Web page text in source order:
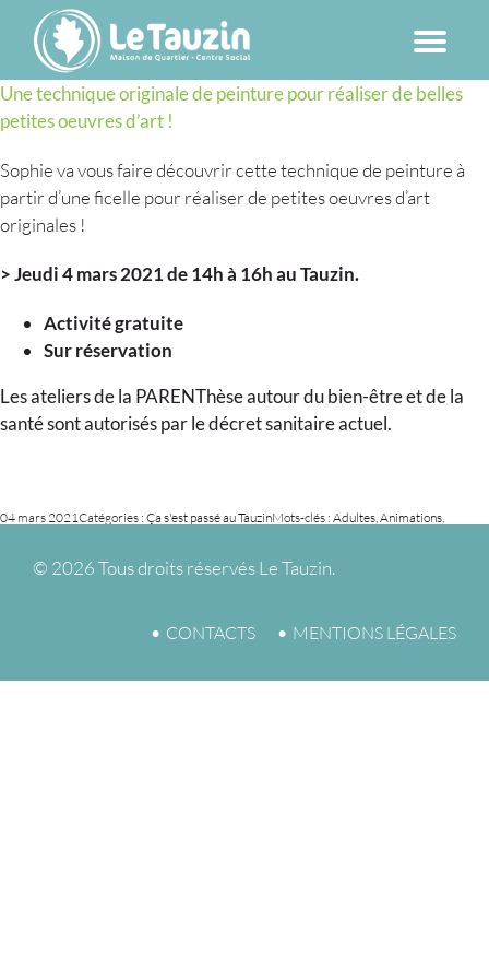
Passer
contenu
Une technique originale de peinture pour réaliser de belles
petites oeuvres d’art !
Sophie va vous faire découvrir cette technique de peinture à
partir d’une ficelle pour réaliser de petites oeuvres d’art
originales !
> Jeudi 4 mars 2021 de 14h à 16h au Tauzin.
Activité gratuite
Sur réservation
Les ateliers de la PARENThèse autour du bien-être et de la
santé sont autorisés par le décret sanitaire actuel.
04 mars 2021Catégories : Ça s'est passé au TauzinMots-clés : Adultes,Animations,
© 2026 Tous droits réservés Le Tauzin.
CONTACTS MENTIONS LÉGALES